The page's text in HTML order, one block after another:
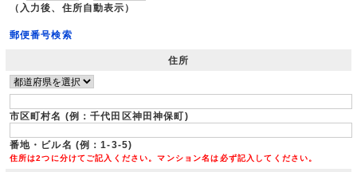
（入力後、住所自動表示）
郵便番号検索
住所
市区町村名 (例：千代田区神田神保町)
番地・ビル名 (例：1-3-5)
住所は2つに分けてご記入ください。マンション名は必ず記入してください。